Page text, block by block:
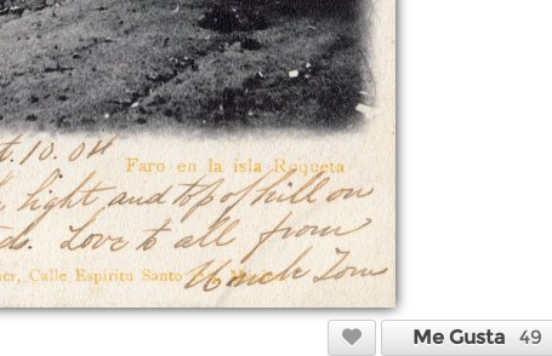
Me Gusta 49